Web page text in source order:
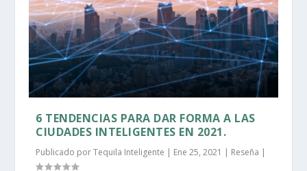
6 TENDENCIAS PARA DAR FORMA A LAS
CIUDADES INTELIGENTES EN 2021.
Publicado porTequila Inteligente | Ene 25, 2021 | Reseña |